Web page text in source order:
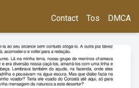
Contact Tos DMCA